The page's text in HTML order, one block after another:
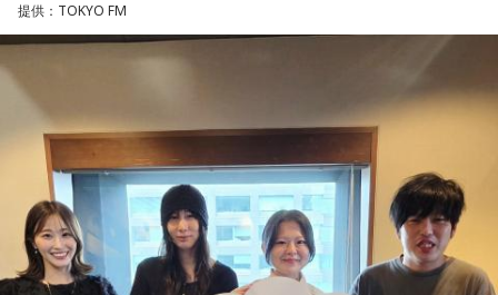
■メールアドレス：
■番組公式X：@Ann_Since1967
■番組ハッシュタグ：#中島健人ANN
サウスウエスト）」の出演や中国ツアーの開催など、海外で
のライブも経験。そのほか、2019年公開の映画「惡の華」で
は主題歌と劇中歌を担当し、今年4月から放送されたテレビド
ラマ版「惡の華」では、たかはしほのかさんが劇伴を担当。
そして、今秋には初のアジアツアーの開催が決定していま
す。
遠山：僕は「惡の華」が好きで、（テレビドラマ版ではW主
演の）あのちゃんと鈴木福くんがめちゃくちゃ素晴らしかっ
たですけど、そういうドラマの音楽って、どう作っていく
の？
提供：TOKYO FM